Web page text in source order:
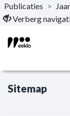
Naar
Publicaties >
Verberg
Sitemap